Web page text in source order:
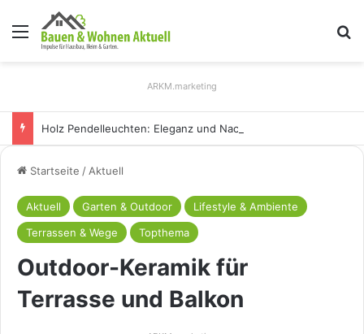
Menü
ARKM.marketing
Startseite / Aktuell
Aktuell Garten & Outdoor
Lifestyle & Ambiente
Terrassen & Wege
Topthema
Outdoor-Keramik für
Terrasse und Balkon